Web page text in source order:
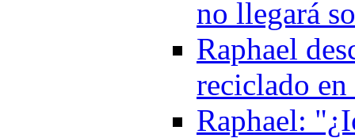
no llegará
Raphael
reciclado
Raphael: